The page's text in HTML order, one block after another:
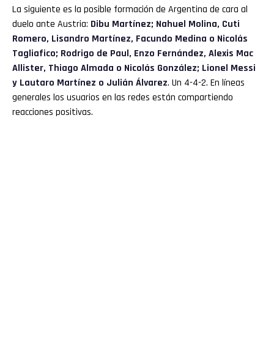
La siguiente es la posible formación de Argentina de cara al
duelo ante Austria: Dibu Martínez; Nahuel Molina, Cuti
Romero, Lisandro Martínez, Facundo Medina o Nicolás
Tagliafico; Rodrigo de Paul, Enzo Fernández, Alexis Mac
Allister, Thiago Almada o Nicolás González; Lionel Messi
y Lautaro Martínez o Julián Álvarez. Un 4-4-2. En líneas
generales los usuarios en las redes están compartiendo
reacciones positivas.